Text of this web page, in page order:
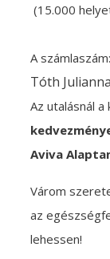
(15.000
A számlaszám:
Tóth
Az utalásnál
Aviva
Várom
az
lehessen!